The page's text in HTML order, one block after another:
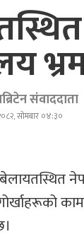
संवाददाता
सोमबार ०४:३०